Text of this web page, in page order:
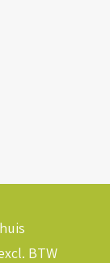
BTW